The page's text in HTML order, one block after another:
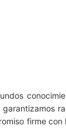
firme